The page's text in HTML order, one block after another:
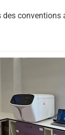
des conventions